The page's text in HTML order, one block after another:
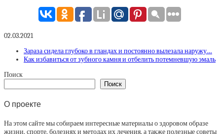
02.03.2021
Зараза сидела глубоко в гландах и постоянно вылезала наружу…
Как избавиться от зубного камня и отбелить потемневшую эмаль
Поиск
Поиск
О проекте
На этом сайте мы собираем интересные материалы о здоровом образе
жизни, спорте, болезнях и методах их лечения, а также полезные советы